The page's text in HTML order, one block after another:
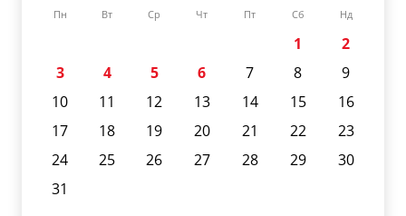
Пн Вт Ср Чт Пт Сб Нд
1
2
3
4 5 6 7 8
9
10
11 12 13 14 15
16
17
18 19 20 21 22
23
24
25 26 27 28 29
30
31